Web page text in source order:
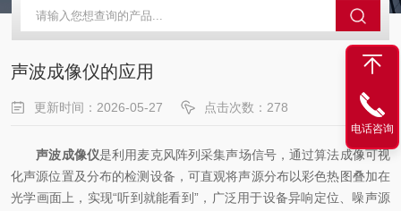
声波成像仪的应用
更新时间：2026-05-27 点击次数：278
声波成像仪是利用麦克风阵列采集声场信号，通过算法成像可视
化声源位置及分布的检测设备，可直观将声源分布以彩色热图叠加在
光学画面上，实现“听到就能看到”，广泛用于设备异响定位、噪声源
电话咨询